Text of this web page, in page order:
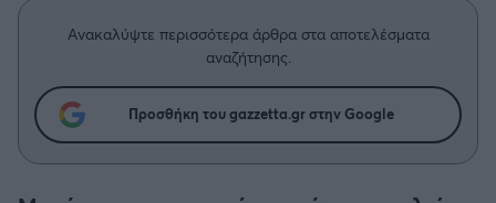
Άρης
Λεβαδειακός
Μεγάλη μου Αγάπη
Ανακαλύψτε περισσότερα άρθρα στα αποτελέσματα
αναζήτησης.
Προσθήκη του gazzetta.gr στην Google